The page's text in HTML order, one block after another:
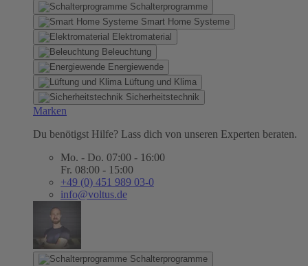
Schalterprogramme
Smart Home Systeme
Elektromaterial
Beleuchtung
Energiewende
Lüftung und Klima
Sicherheitstechnik
Marken
Du benötigst Hilfe? Lass dich von unseren Experten beraten.
Mo. - Do. 07:00 - 16:00
Fr. 08:00 - 15:00
+49 (0) 451 989 03-0
info@voltus.de
Schalterprogramme